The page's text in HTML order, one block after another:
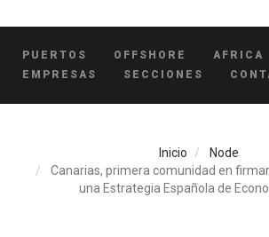
PUERTOS OFFSHORE
AFRICA
EMPRESAS
SECCIONES
Inicio
Node
Canarias, primera comunidad en
una Estrategia Española de